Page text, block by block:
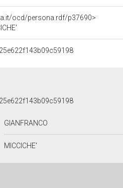
ocd/persona.rdf/p37690>
GIANFRANCO
MICCICHE'